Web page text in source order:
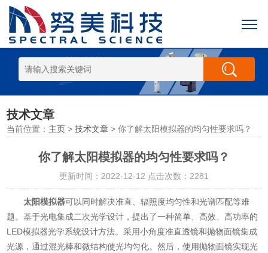
技术文章
当前位置： 主页 >技术文章 > 你了解太阳模拟器的均匀性要求吗？
你了解太阳模拟器的均匀性要求吗？
更新时间：2022-12-12 点击次数：2281
太阳模拟器可以同时解决准直、辐照度均匀性和光谱匹配等难
题。基于光电集成二次光学设计，提出了一种简单、高效、高功率的
LED模拟器光学系统设计方法。采用小角度准直透镜和抛物面镜集成
光源，通过混光棒和微结构使光均匀化。然后，使用抛物面镜实现光